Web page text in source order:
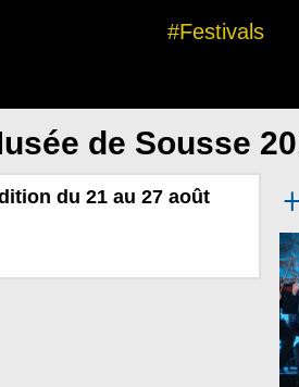
#Festivals
de Sousse
du 21 au 27 août